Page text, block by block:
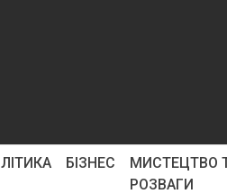
БІЗНЕС
МИСТЕЦТВО
РОЗВАГИ